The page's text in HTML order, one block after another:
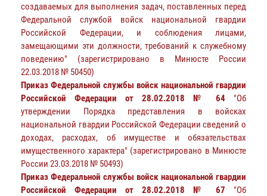
создаваемых для выполнения задач, поставленных перед
Федеральной службой войск национальной гвардии
Российской Федерации, и соблюдения лицами,
замещающими эти должности, требований к служебному
поведению" (зарегистрировано в Минюсте России
22.03.2018 № 50450)
Приказ Федеральной службы войск национальной гвардии
Российской Федерации от 28.02.2018 № 64 "Об
утверждении Порядка представления в войсках
национальной гвардии Российской Федерации сведений о
доходах, расходах, об имуществе и обязательствах
имущественного характера" (зарегистрировано в Минюсте
России 23.03.2018 № 50493)
Приказ Федеральной службы войск национальной гвардии
Российской Федерации от 28.02.2018 № 67 "Об